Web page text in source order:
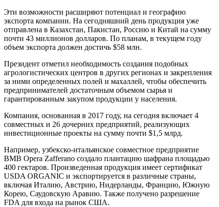
Эти возможности расширяют потенциал и географию
экспорта компании. На сегодняшний день продукция уже
отправлена в Казахстан, Пакистан, Россию и Китай на сумму
почти 43 миллионов долларов. По планам, в текущем году
объем экспорта должен достичь $58 млн.
Президент отметил необходимость создания подобных
агрологистических центров в других регионах и закрепления
за ними определенных полей и махаллей, чтобы обеспечить
предпринимателей достаточным объемом сырья и
гарантированным закупом продукции у населения.
Компания, основанная в 2017 году, на сегодня включает 4
совместных и 26 дочерних предприятий, реализующих
инвестиционные проекты на сумму почти $1,5 млрд.
Например, узбекско-итальянское совместное предприятие
BMB Opera Zafferano создало плантацию шафрана площадью
400 гектаров. Произведенная продукция имеет сертификат
USDA ORGANIC и экспортируется в различные страны,
включая Италию, Австрию, Нидерланды, Францию, Южную
Корею, Саудовскую Аравию. Также получено разрешение
FDA для входа на рынок США.